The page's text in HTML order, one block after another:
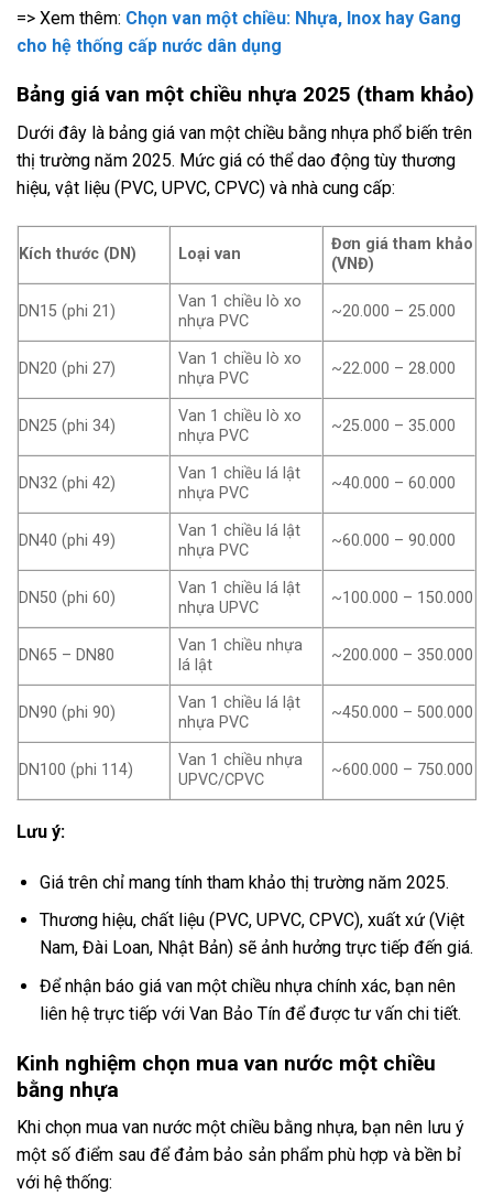
=> Xem thêm: Chọn van một chiều: Nhựa, Inox hay Gang
cho hệ thống cấp nước dân dụng
Bảng giá van một chiều nhựa 2025 (tham khảo)
Dưới đây là bảng giá van một chiều bằng nhựa phổ biến trên
thị trường năm 2025. Mức giá có thể dao động tùy thương
hiệu, vật liệu (PVC, UPVC, CPVC) và nhà cung cấp:
Kích thước (DN) Loại van
Đơn giá tham khảo
(VNĐ)
DN15 (phi 21)
Van 1 chiều lò xo
nhựa PVC
~20.000 – 25.000
DN20 (phi 27)
Van 1 chiều lò xo
nhựa PVC
~22.000 – 28.000
DN25 (phi 34)
Van 1 chiều lò xo
nhựa PVC
~25.000 – 35.000
DN32 (phi 42)
Van 1 chiều lá lật
nhựa PVC
~40.000 – 60.000
DN40 (phi 49)
Van 1 chiều lá lật
nhựa PVC
~60.000 – 90.000
DN50 (phi 60)
Van 1 chiều lá lật
nhựa UPVC
~100.000 – 150.000
DN65 – DN80
Van 1 chiều nhựa
lá lật
~200.000 – 350.000
DN90 (phi 90)
Van 1 chiều lá lật
nhựa PVC
~450.000 – 500.000
DN100 (phi 114)
Van 1 chiều nhựa
UPVC/CPVC
~600.000 – 750.000
Lưu ý:
Giá trên chỉ mang tính tham khảo thị trường năm 2025.
Thương hiệu, chất liệu (PVC, UPVC, CPVC), xuất xứ (Việt
Nam, Đài Loan, Nhật Bản) sẽ ảnh hưởng trực tiếp đến giá.
Để nhận báo giá van một chiều nhựa chính xác, bạn nên
liên hệ trực tiếp với Van Bảo Tín để được tư vấn chi tiết.
Kinh nghiệm chọn mua van nước một chiều
bằng nhựa
Khi chọn mua van nước một chiều bằng nhựa, bạn nên lưu ý
một số điểm sau để đảm bảo sản phẩm phù hợp và bền bỉ
với hệ thống: